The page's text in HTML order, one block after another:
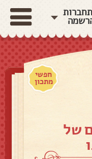
חפשי
מתכון
של